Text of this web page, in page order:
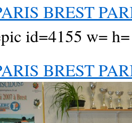
BREST
id=4155 w=
BREST